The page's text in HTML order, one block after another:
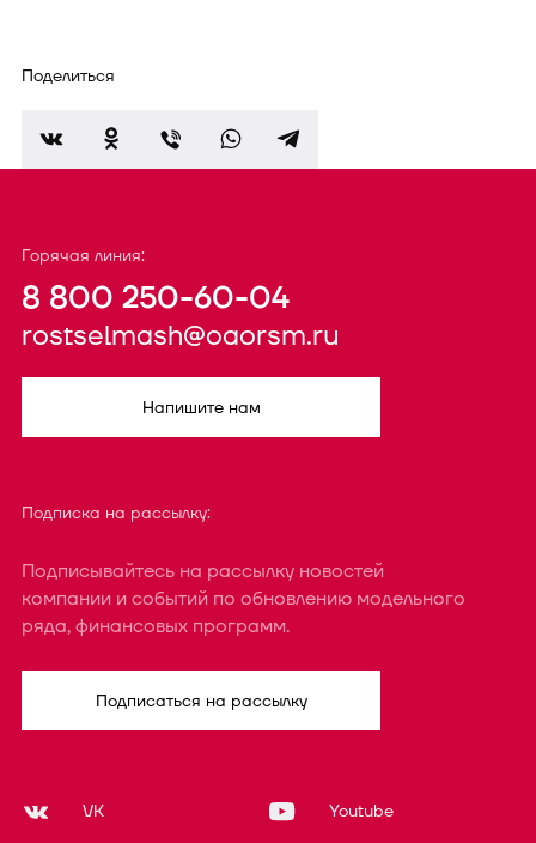
Поделиться
Горячая линия:
8 800 250-60-04
rostselmash@oaorsm.ru
Напишите нам
Подписка на рассылку:
Подписывайтесь на рассылку новостей
компании и событий по обновлению модельного
ряда, финансовых программ.
Подписаться на рассылку
VK Youtube